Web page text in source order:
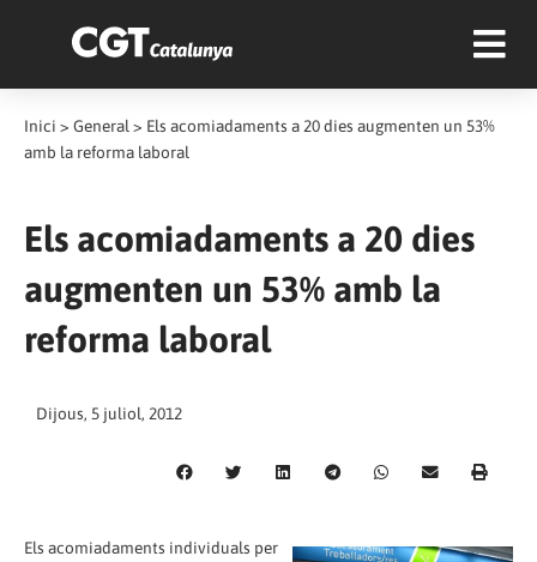
Inici > General > Els acomiadaments a 20 dies augmenten un 53%
amb la reforma laboral
Els acomiadaments a 20 dies
augmenten un 53% amb la
reforma laboral
Dijous, 5 juliol, 2012
Els acomiadaments individuals per